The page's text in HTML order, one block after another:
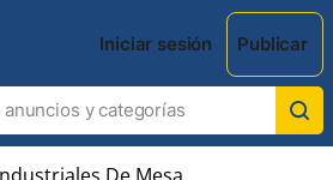
Iniciar sesión Publicar